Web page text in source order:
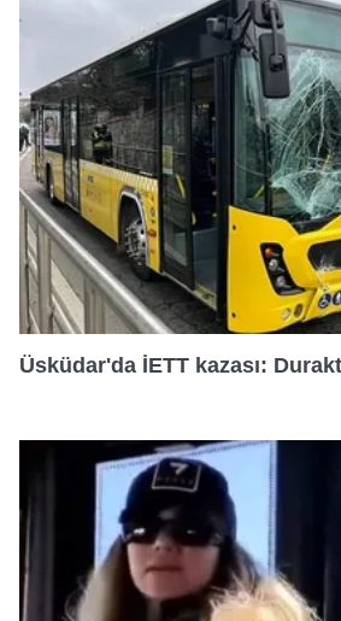
19:50
20:15
20:45
21:20
22:00
22:35
23:00
Üsküdar'da İETT kazası: